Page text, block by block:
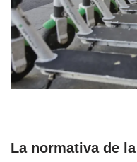
La normativa de